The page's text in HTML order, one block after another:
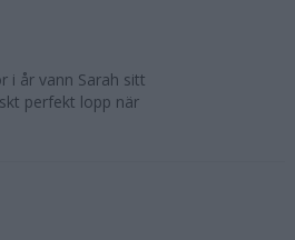
i år vann Sarah sitt
perfekt lopp när